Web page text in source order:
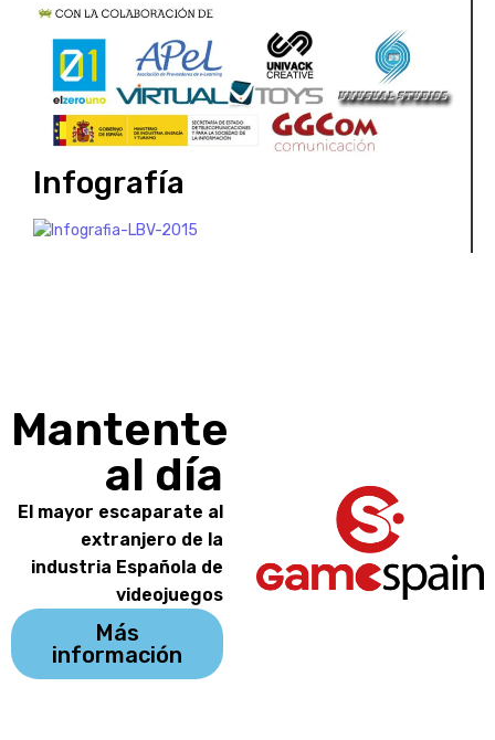
Infografía
Mantente
al día
El mayor escaparate al
extranjero de la
industria Española de
videojuegos
Más
información